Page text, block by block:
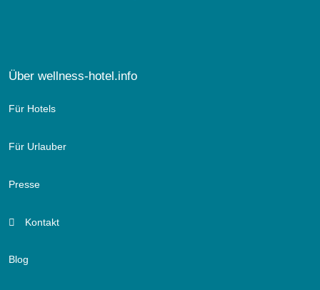
Über wellness-hotel.info
Für Hotels
Für Urlauber
Presse
Kontakt
Blog